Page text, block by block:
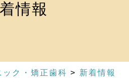
情報
ク・矯正歯科 > 新着情報